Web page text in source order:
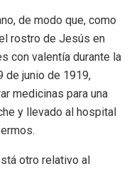
de modo que, como
rostro de Jesús en
con valentía durante la
de junio de 1919,
medicinas para una
y llevado al hospital
otro relativo al